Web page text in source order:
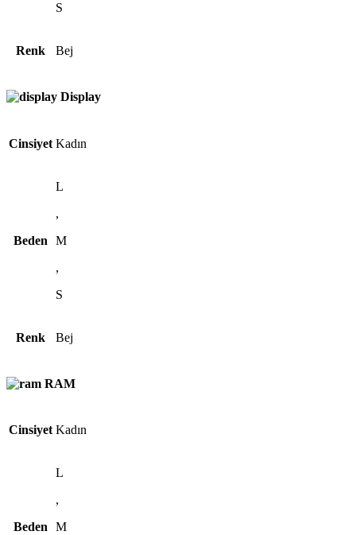
S
Renk Bej
Display
Cinsiyet Kadın
Beden
L
,
M
,
S
Renk Bej
RAM
Cinsiyet Kadın
Beden
L
,
M